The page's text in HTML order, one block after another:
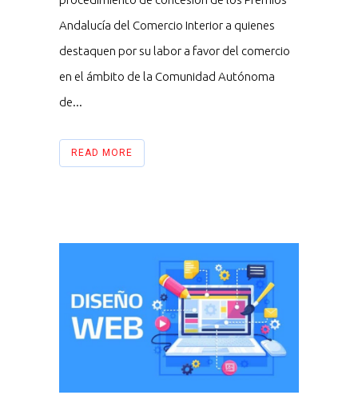
Andalucía del Comercio Interior a quienes
destaquen por su labor a favor del comercio
en el ámbito de la Comunidad Autónoma
de...
READ MORE